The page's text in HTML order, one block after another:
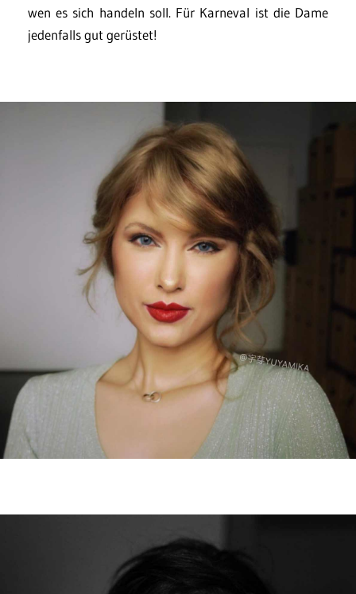
wen es sich handeln soll. Für Karneval ist die Dame
jedenfalls gut gerüstet!